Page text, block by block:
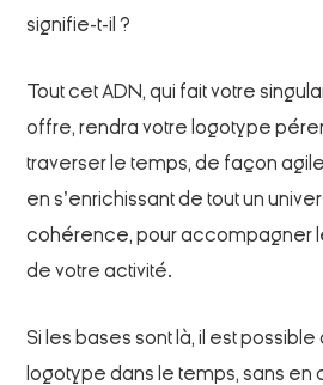
signifie-t-il ?
Tout cet ADN, qui fait votre
offre, rendra votre logotype
traverser le temps, de façon
en s’enrichissant de tout un
cohérence, pour accompagner
de votre activité.
Si les bases sont là, il est
logotype dans le temps, sans en